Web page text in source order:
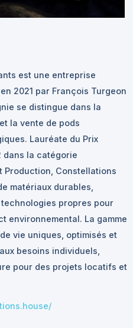
est une entreprise
2021 par François Turgeon
se distingue dans la
la vente de pods
Lauréate du Prix
dans la catégorie
Production, Constellations
matériaux durables,
propres pour
environnemental. La gamme
vie uniques, optimisés et
besoins individuels,
pour des projets locatifs et